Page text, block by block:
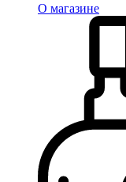
О магазине